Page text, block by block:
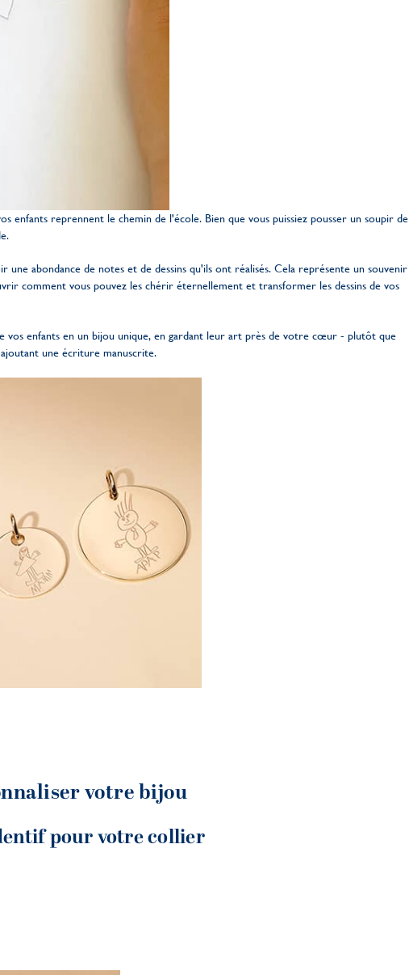
enfants reprennent le chemin de l'école. Bien que vous puissiez pousser un soupir de
abondance de notes et de dessins qu'ils ont réalisés. Cela représente un souvenir
comment vous pouvez les chérir éternellement et transformer les dessins de vos
vos enfants en un bijou unique, en gardant leur art près de votre cœur - plutôt que
une écriture manuscrite.
votre bijou
pour votre collier